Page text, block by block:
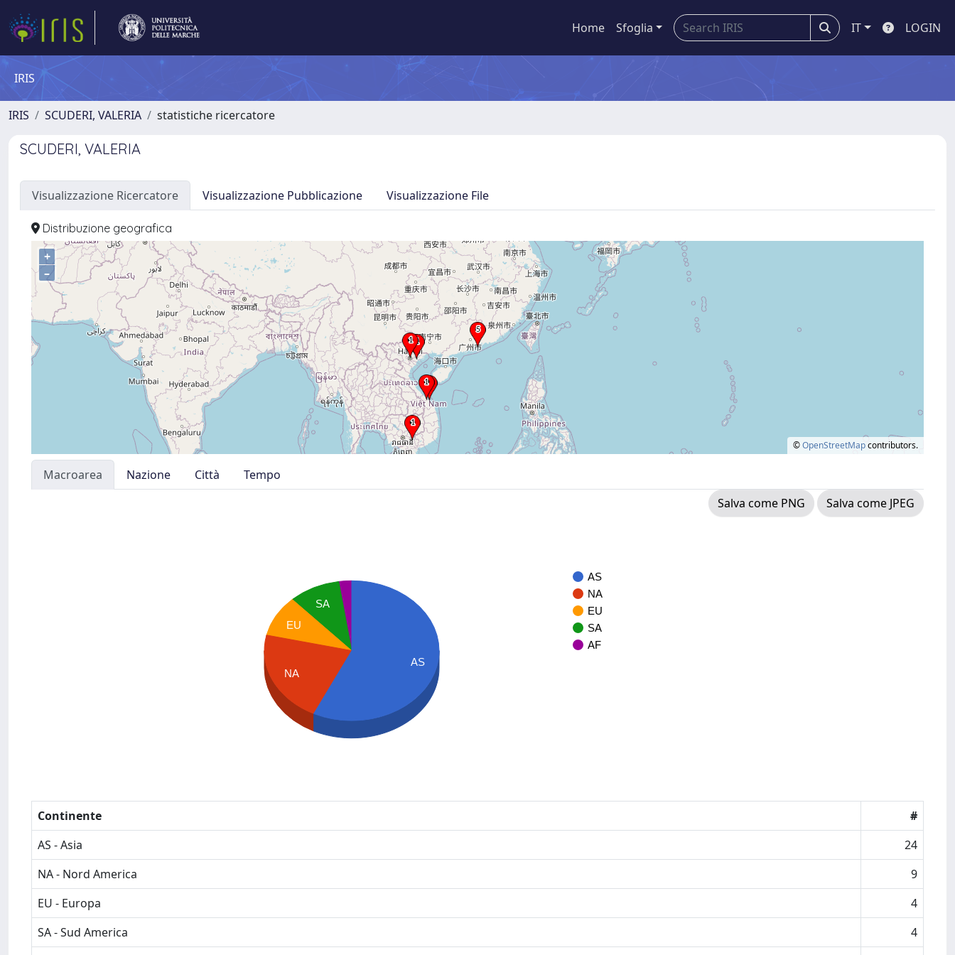
Home Sfoglia IT LOGIN
IRIS
IRIS SCUDERI, VALERIA statistiche ricercatore
SCUDERI, VALERIA
Visualizzazione Ricercatore Visualizzazione Pubblicazione Visualizzazione File
Distribuzione geografica
+
–
©OpenStreetMapcontributors.
Macroarea Nazione Città
Tempo
Salva come PNG
Salva come JPEG
AS
NA
EU
SA
AF
SA
EU
NA
AS
Continente
#
AS - Asia
24
NA - Nord America
9
EU - Europa
4
SA - Sud America
4